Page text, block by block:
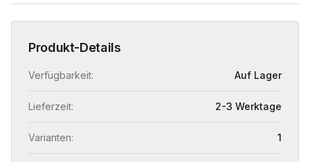
Produkt-Details
Verfügbarkeit: Auf Lager
Lieferzeit: 2-3 Werktage
Varianten: 1